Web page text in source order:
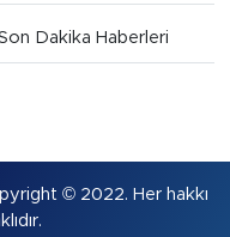
Dakika Haberleri
© 2022. Her hakkı